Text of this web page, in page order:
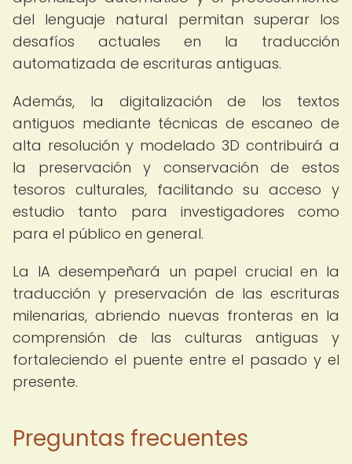
del lenguaje natural permitan superar los
desafíos actuales en la traducción
automatizada de escrituras antiguas.
Además, la digitalización de los textos
antiguos mediante técnicas de escaneo de
alta resolución y modelado 3D contribuirá a
la preservación y conservación de estos
tesoros culturales, facilitando su acceso y
estudio tanto para investigadores como
para el público en general.
La IA desempeñará un papel crucial en la
traducción y preservación de las escrituras
milenarias, abriendo nuevas fronteras en la
comprensión de las culturas antiguas y
fortaleciendo el puente entre el pasado y el
presente.
Preguntas frecuentes